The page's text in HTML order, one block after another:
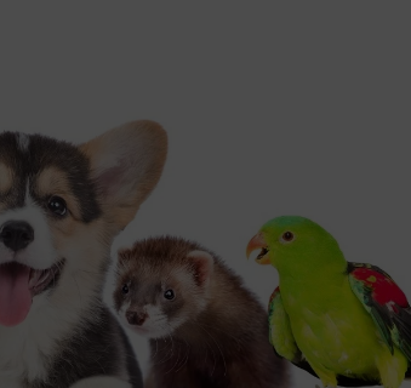
niebieska paleta kojąca pokój
wzór dla małych miłośników morza